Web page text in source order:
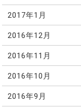
2017年1月
2016年12月
2016年11月
2016年10月
2016年9月